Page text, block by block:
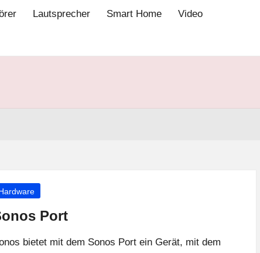
Lautsprecher Smart Home Video
Port
bietet mit dem Sonos Port ein Gerät, mit dem